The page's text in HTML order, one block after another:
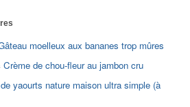
moelleux aux bananes trop mûres
Crème de chou-fleur au jambon cru
yaourts nature maison ultra simple (à